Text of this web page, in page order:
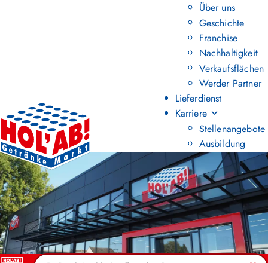
Über uns
Geschichte
Franchise
Nachhaltigkeit
Verkaufsflächen
Werder Partner
Lieferdienst
Karriere
Stellenangebote
Ausbildung